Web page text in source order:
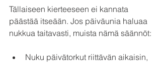
Tällaiseen kierteeseen ei kannata
päästää itseään. Jos päiväunia haluaa
nukkua taitavasti, muista nämä säännöt:
Nuku päivätorkut riittävän aikaisin,